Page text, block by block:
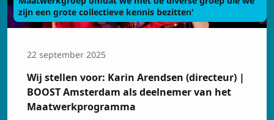
zijn een grote collectieve kennis bezitten'
22 september 2025
Wij stellen voor: Karin Arendsen (directeur) |
BOOST Amsterdam als deelnemer van het
Maatwerkprogramma
Voornaam
Achtenaam